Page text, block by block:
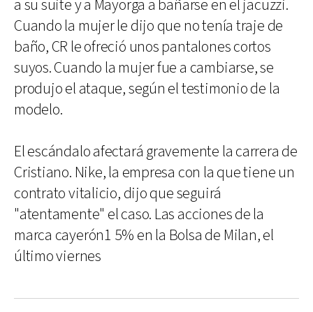
a su suite y a Mayorga a bañarse en el jacuzzi.
Cuando la mujer le dijo que no tenía traje de
baño, CR le ofreció unos pantalones cortos
suyos. Cuando la mujer fue a cambiarse, se
produjo el ataque, según el testimonio de la
modelo.
El escándalo afectará gravemente la carrera de
Cristiano. Nike, la empresa con la que tiene un
contrato vitalicio, dijo que seguirá
"atentamente" el caso. Las acciones de la
marca cayerón1 5% en la Bolsa de Milan, el
último viernes